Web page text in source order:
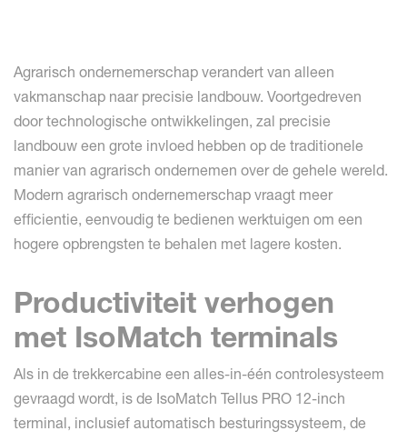
Agrarisch ondernemerschap verandert van alleen
vakmanschap naar precisie landbouw. Voortgedreven
door technologische ontwikkelingen, zal precisie
landbouw een grote invloed hebben op de traditionele
manier van agrarisch ondernemen over de gehele wereld.
Modern agrarisch ondernemerschap vraagt meer
efficientie, eenvoudig te bedienen werktuigen om een
hogere opbrengsten te behalen met lagere kosten.
Productiviteit verhogen
met IsoMatch terminals
Als in de trekkercabine een alles-in-één controlesysteem
gevraagd wordt, is de IsoMatch Tellus PRO 12-inch
terminal, inclusief automatisch besturingssysteem, de